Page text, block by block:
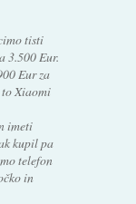
tisti
3.500 Eur.
Eur za
Xiaomi
imeti
kupil pa
telefon
in